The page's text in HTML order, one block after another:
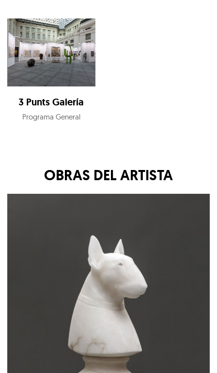
3 Punts Galería
Programa General
OBRAS DEL ARTISTA